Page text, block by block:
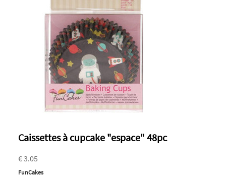
Caissettes à cupcake "espace" 48pc
€ 3.05
FunCakes